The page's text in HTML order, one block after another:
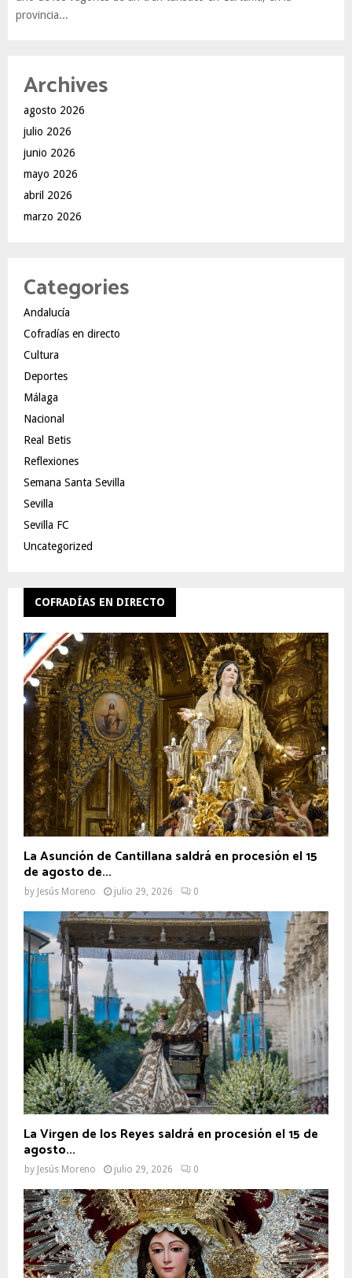
provincia...
Archives
agosto 2026
julio 2026
junio 2026
mayo 2026
abril 2026
marzo 2026
Categories
Andalucía
Cofradías en directo
Cultura
Deportes
Málaga
Nacional
Real Betis
Reflexiones
Semana Santa Sevilla
Sevilla
Sevilla FC
Uncategorized
COFRADÍAS EN DIRECTO
La Asunción de Cantillana saldrá en procesión el 15
de agosto de...
by Jesús Moreno julio 29, 2026 0
La Virgen de los Reyes saldrá en procesión el 15 de
agosto...
by Jesús Moreno julio 29, 2026 0